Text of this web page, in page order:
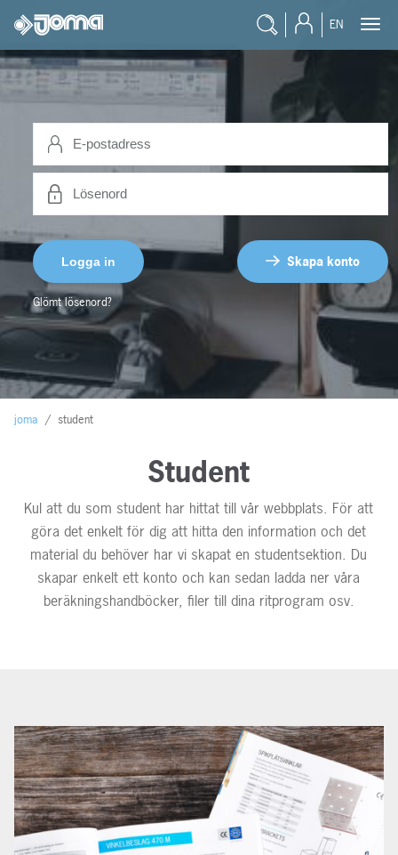
EN
Glömt lösenord?
Skapa konto
joma / student
Student
Kul att du som student har hittat till vår webbplats. För att
göra det enkelt för dig att hitta den information och det
material du behöver har vi skapat en studentsektion. Du
skapar enkelt ett konto och kan sedan ladda ner våra
beräkningshandböcker, filer till dina ritprogram osv.